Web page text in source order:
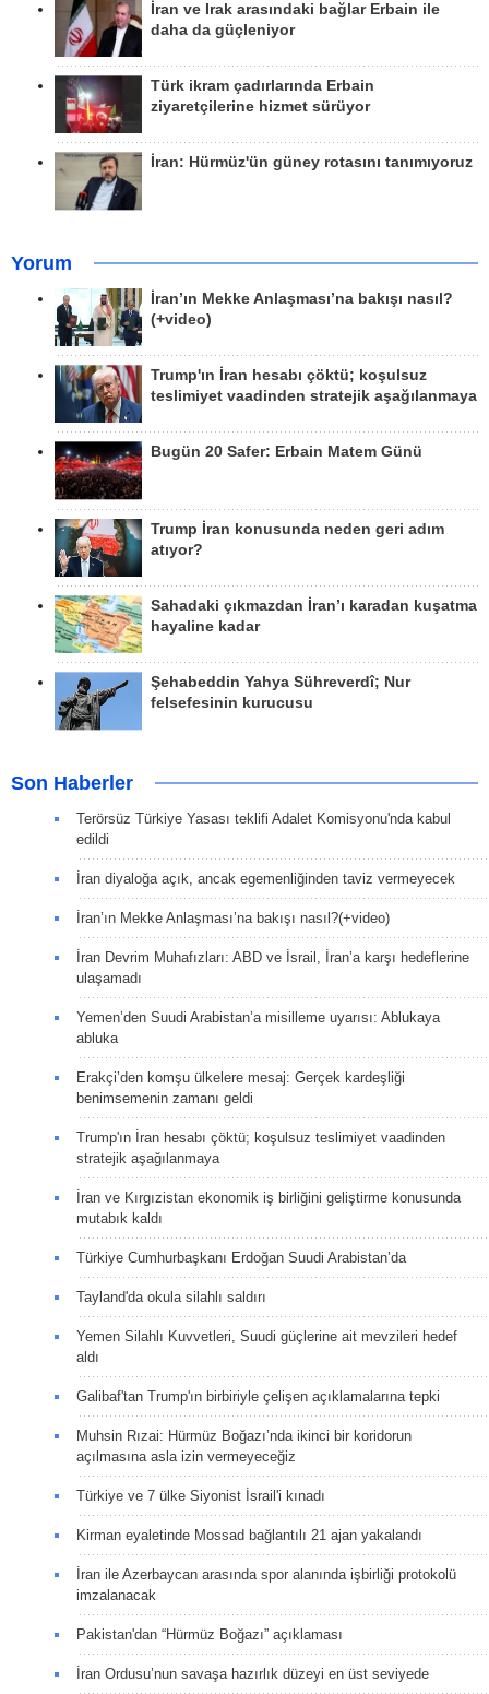
İran ve Irak arasındaki bağlar Erbain ile
daha da güçleniyor
Türk ikram çadırlarında Erbain
ziyaretçilerine hizmet sürüyor
İran: Hürmüz'ün güney rotasını tanımıyoruz
Yorum
İran’ın Mekke Anlaşması’na bakışı nasıl?
(+video)
Trump'ın İran hesabı çöktü; koşulsuz
teslimiyet vaadinden stratejik aşağılanmaya
Bugün 20 Safer: Erbain Matem Günü
Trump İran konusunda neden geri adım
atıyor?
Sahadaki çıkmazdan İran’ı karadan kuşatma
hayaline kadar
Şehabeddin Yahya Sühreverdî; Nur
felsefesinin kurucusu
Son Haberler
Terörsüz Türkiye Yasası teklifi Adalet Komisyonu'nda kabul
edildi
İran diyaloğa açık, ancak egemenliğinden taviz vermeyecek
İran’ın Mekke Anlaşması’na bakışı nasıl?(+video)
İran Devrim Muhafızları: ABD ve İsrail, İran’a karşı hedeflerine
ulaşamadı
Yemen’den Suudi Arabistan’a misilleme uyarısı: Ablukaya
abluka
Erakçi’den komşu ülkelere mesaj: Gerçek kardeşliği
benimsemenin zamanı geldi
Trump'ın İran hesabı çöktü; koşulsuz teslimiyet vaadinden
stratejik aşağılanmaya
İran ve Kırgızistan ekonomik iş birliğini geliştirme konusunda
mutabık kaldı
Türkiye Cumhurbaşkanı Erdoğan Suudi Arabistan’da
Tayland'da okula silahlı saldırı
Yemen Silahlı Kuvvetleri, Suudi güçlerine ait mevzileri hedef
aldı
Galibaf'tan Trump'ın birbiriyle çelişen açıklamalarına tepki
Muhsin Rızai: Hürmüz Boğazı’nda ikinci bir koridorun
açılmasına asla izin vermeyeceğiz
Türkiye ve 7 ülke Siyonist İsrail'i kınadı
Kirman eyaletinde Mossad bağlantılı 21 ajan yakalandı
İran ile Azerbaycan arasında spor alanında işbirliği protokolü
imzalanacak
Pakistan'dan “Hürmüz Boğazı” açıklaması
İran Ordusu’nun savaşa hazırlık düzeyi en üst seviyede